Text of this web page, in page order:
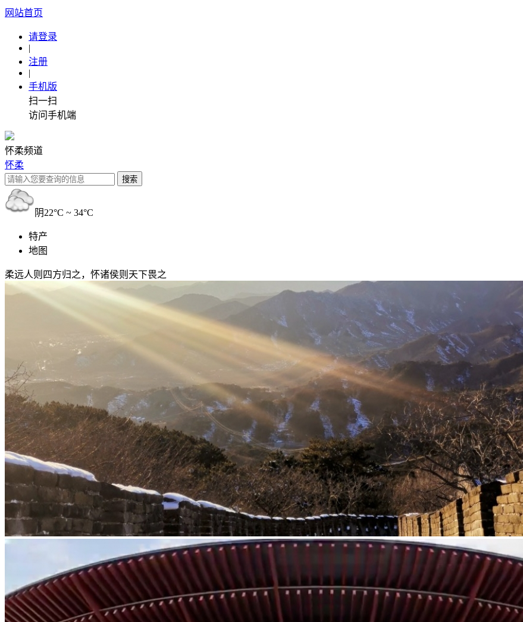
网站首页
请登录
|
注册
|
手机版
扫一扫
访问手机端
怀柔频道
怀柔
阴22°C ~ 34°C
特产
地图
柔远人则四方归之，怀诸侯则天下畏之